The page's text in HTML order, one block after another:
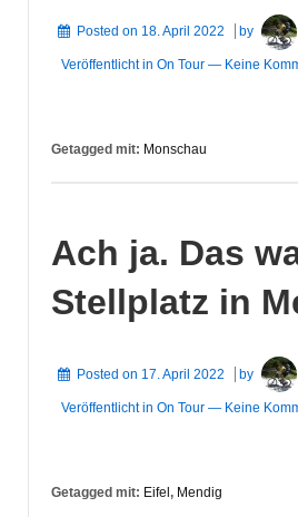
Posted on 18. April 2022 by
Veröffentlicht in On Tour — Keine
Getagged mit: Monschau
Ach ja. Das
Stellplatz in
Posted on 17. April 2022 by
Veröffentlicht in On Tour — Keine
Getagged mit: Eifel , Mendig